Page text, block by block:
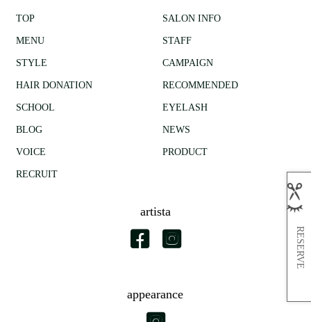
RESERVE
TOP SALON INFO
MENU STAFF
STYLE CAMPAIGN
HAIR DONATION RECOMMENDED
SCHOOL EYELASH
BLOG NEWS
VOICE PRODUCT
RECRUIT
artista
appearance